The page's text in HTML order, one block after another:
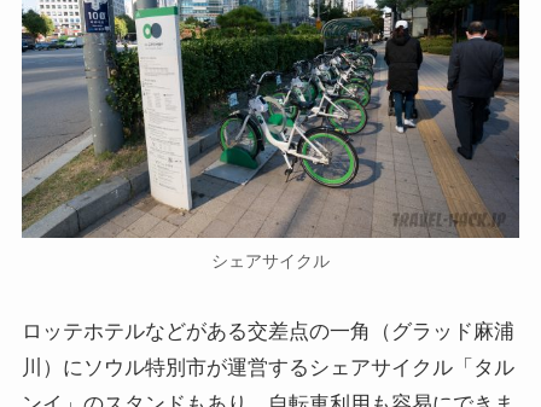
シェアサイクル
ロッテホテルなどがある交差点の一角（グラッド麻浦
川）にソウル特別市が運営するシェアサイクル「タル